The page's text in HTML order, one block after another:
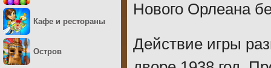
Нового Орлеана
Действие игры
Кафе и рестораны
Остров